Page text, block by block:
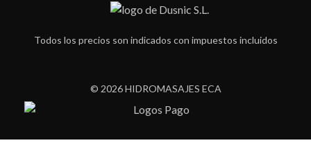
Todos los precios son indicados con impuestos incluidos
© 2026 HIDROMASAJES ECA